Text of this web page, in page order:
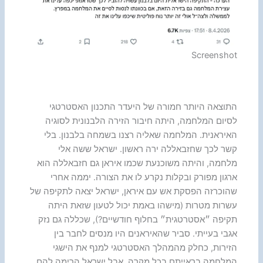
Screenshot
התוצאה היותר חמורה של היעדר התכנון האסטרטגי
לסיום המלחמה, היתה חיבור הזירה הלבנונית לסוגיה
האיראנית. המלחמה שאליה רצנו בשמחה בלבנון. בלי
קשר לכך שחזבאללה ירה ראשון. ישראל ששה אלי
מלחמה, והיתה משוכנעת שכמו איראן גם חזבאללה הוא
ארגון מפורק ובקלות נקרע לו את הצורה. יממה אחרי
שהוכרזה הפסקת אש עם איראן, ישראל יצאה לתקיפה של
עשרות מטרות (מישהו באמת יכול לטעון שזאת היתה
תקיפה ״אסטרטגית״ בחלוף חודשיים?), שכללה גם נזק
אגבי בעייתי. סביר שהאיראנים היו מנסים לחבר בין
הזירות, כחלק מהמהלך האסטרטגי למנף את הישגי